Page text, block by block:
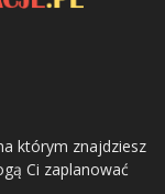
którym znajdziesz
Ci zaplanować